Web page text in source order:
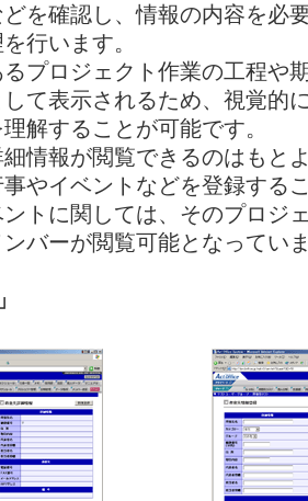
を確認し、情報の内容を必
行います。
プロジェクト作業の工程や
て表示されるため、視覚的
解することが可能です。
情報が閲覧できるのはもと
事やイベントなどを登録する
トに関しては、そのプロジ
バーが閲覧可能となってい